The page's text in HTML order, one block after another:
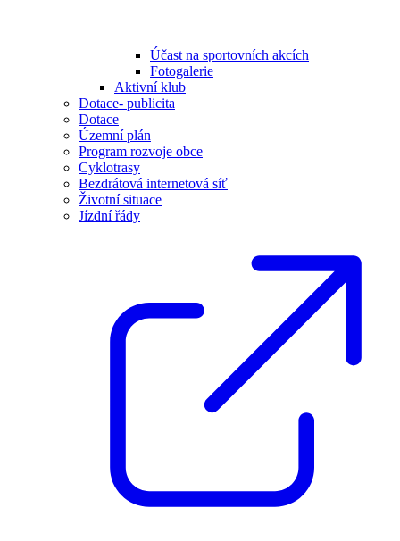
Účast na sportovních akcích
Fotogalerie
Aktivní klub
Dotace- publicita
Dotace
Územní plán
Program rozvoje obce
Cyklotrasy
Bezdrátová internetová síť
Životní situace
Jízdní řády